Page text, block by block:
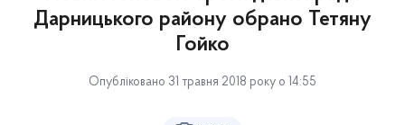
Дарницького району обрано Тетяну
Гойко
Опубліковано 31 травня 2018 року о 14:55